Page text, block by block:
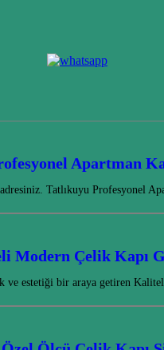
Apartman
Tatlıkuyu Profesyonel
Modern Çelik Kapı
ve estetiği bir araya getiren